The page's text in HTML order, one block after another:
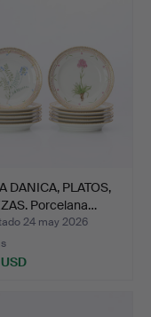
DANICA, PLATOS,
Porcelana…
24 may 2026